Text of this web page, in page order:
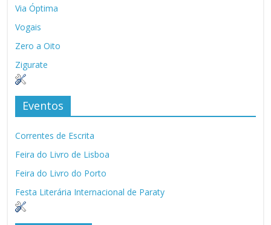
Via Óptima
Vogais
Zero a Oito
Zigurate
Eventos
Correntes de Escrita
Feira do Livro de Lisboa
Feira do Livro do Porto
Festa Literária Internacional de Paraty